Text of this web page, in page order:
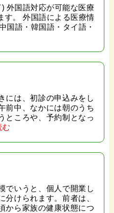
外国語対応が可能な医療
す。 外国語による医療情
国語・韓国語・タイ語・
には、初診の申込みをし
前中、なかには朝のうち
ところや、予約制となっ
む
でいうと、個人で開業し
分けられます。前者は、
から家族の健康状態につ